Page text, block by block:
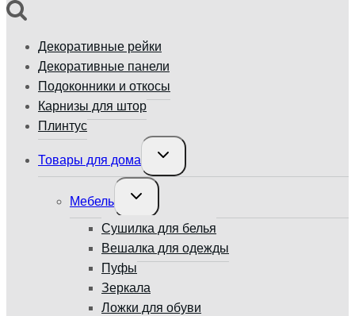
Декоративные рейки
Декоративные панели
Подоконники и откосы
Карнизы для штор
Плинтус
Товары для дома
Переключить
дочернее
Мебель
Переключить
дочернее
Сушилка для белья
Вешалка для одежды
Пуфы
Зеркала
Ложки для обуви